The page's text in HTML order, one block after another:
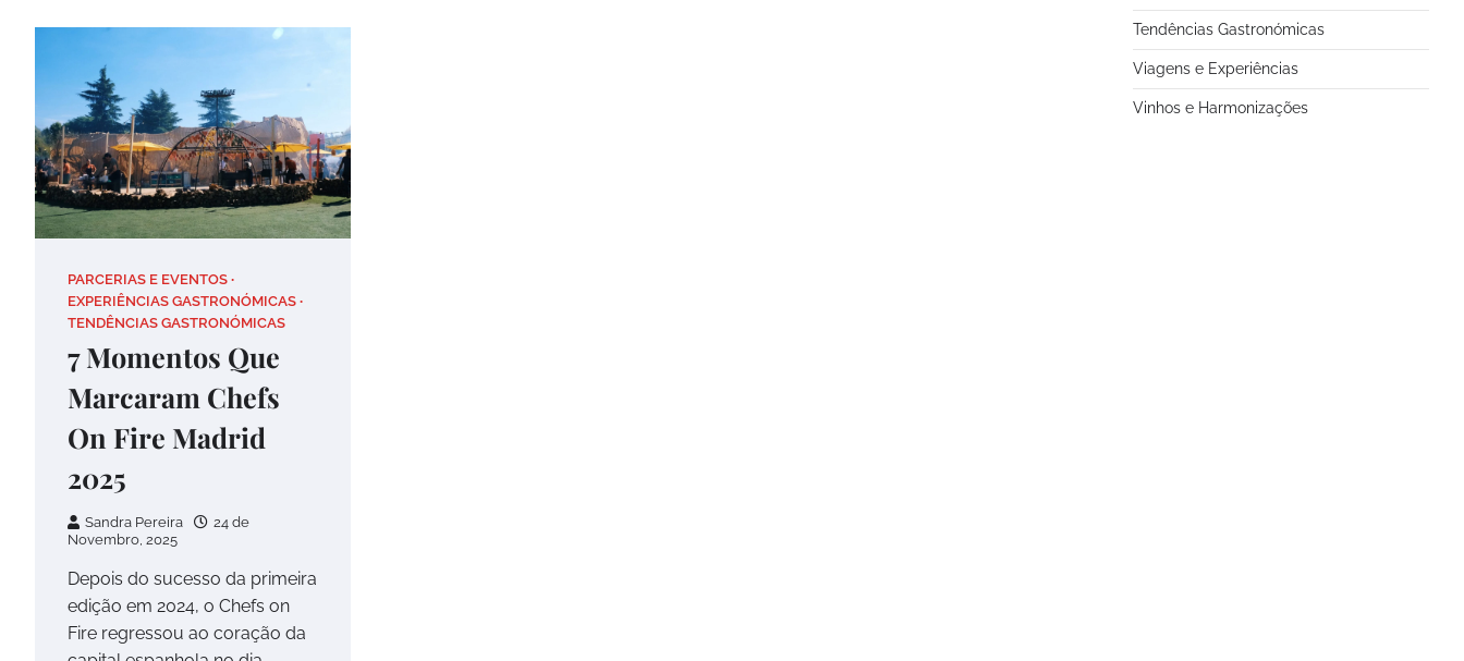
PARCERIAS E EVENTOS
EXPERIÊNCIAS GASTRONÓMICAS
TENDÊNCIAS GASTRONÓMICAS
7 Momentos Que
Marcaram Chefs
On Fire Madrid
2025
Sandra Pereira
24 de
Novembro, 2025
Depois do sucesso da primeira
edição em 2024, o Chefs on
Fire regressou ao coração da
Tendências Gastronómicas
Viagens e Experiências
Vinhos e Harmonizações